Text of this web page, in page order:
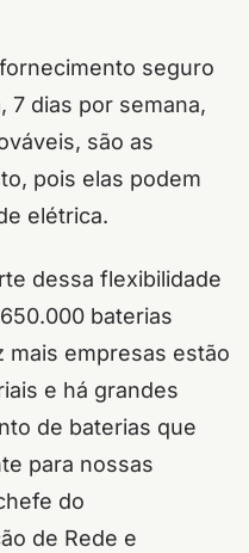
seguro
7 dias por semana,
são as
pois elas podem
elétrica.
dessa flexibilidade
baterias
mais empresas estão
e há grandes
de baterias que
para nossas
do
de Rede e